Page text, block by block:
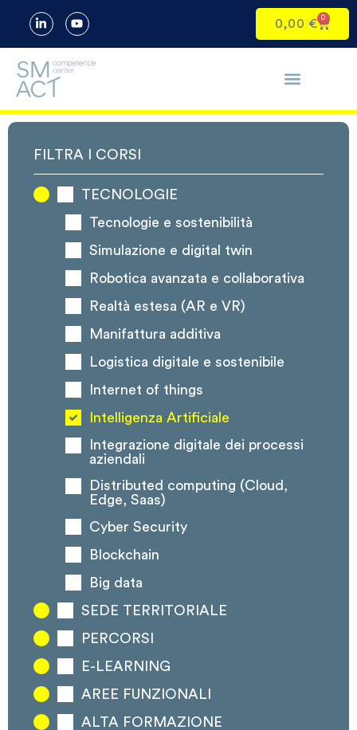
0,00 € 0
FILTRA I CORSI
TECNOLOGIE
Tecnologie e sostenibilità
Simulazione e digital twin
Robotica avanzata e collaborativa
Realtà estesa (AR e VR)
Manifattura additiva
Logistica digitale e sostenibile
Internet of things
Intelligenza Artificiale
Integrazione digitale dei processi
aziendali
Distributed computing (Cloud,
Edge, Saas)
Cyber Security
Blockchain
Big data
SEDE TERRITORIALE
PERCORSI
E-LEARNING
AREE FUNZIONALI
ALTA FORMAZIONE